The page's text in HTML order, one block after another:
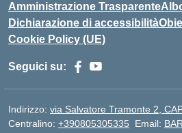
Amministrazione Trasparente
Dichiarazione di accessibilità
Cookie Policy (UE)
Seguici su:
Indirizzo: via Salvatore Tramonte 2,
Centralino: +390805305335 Email: